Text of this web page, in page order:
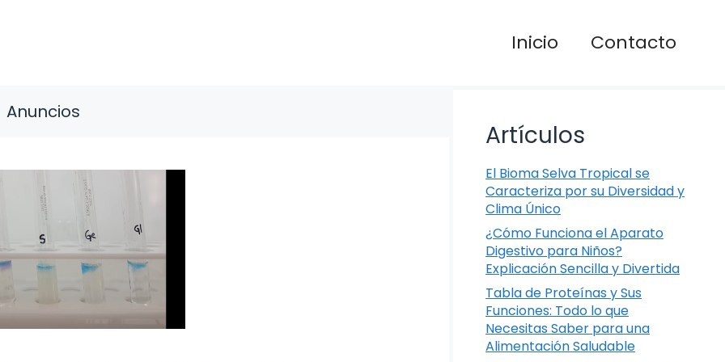
Inicio Contacto
Anuncios
Artículos
El Bioma Selva Tropical se
Caracteriza por su Diversidad y
Clima Único
¿Cómo Funciona el Aparato
Digestivo para Niños?
Explicación Sencilla y Divertida
Tabla de Proteínas y Sus
Funciones: Todo lo que
Necesitas Saber para una
Alimentación Saludable